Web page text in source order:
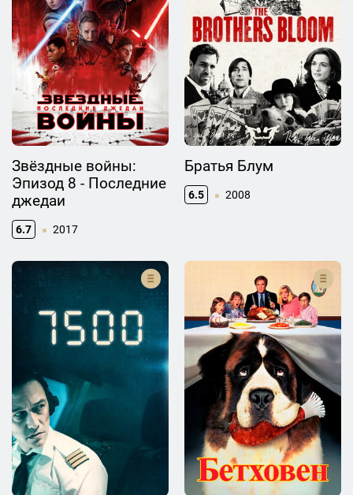
Звёздные войны:
Эпизод 8 - Последние
джедаи
6.7 2017
Братья Блум
6.5 2008